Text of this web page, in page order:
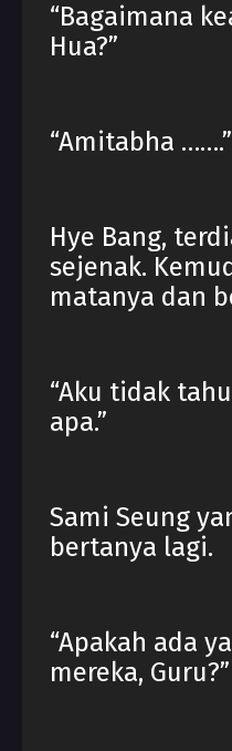
“Bagaimana
Hua?”
“Amitabha …….”
Hye Bang,
sejenak.
matanya dan
“Aku tidak
apa.”
Sami Seung
bertanya lagi.
“Apakah ada
mereka, Guru?”